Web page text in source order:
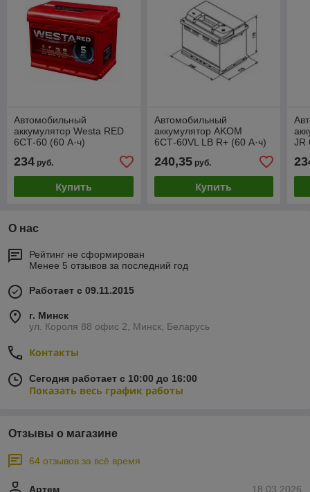
Автомобильный
аккумулятор Westa RED
6СТ-60 (60 А·ч)
234 руб.
Купить
Автомобильный
аккумулятор AKOM
6СТ-60VL LB R+ (60 А·ч)
240,35руб.
Купить
JR
О нас
Рейтинг не сформирован
Менее 5 отзывов за последний год
Работает с 09.11.2015
г. Минск
ул. Короля 88 офис 2, Минск, Беларусь
Контакты
Сегодня работает с 10:00 до 16:00
Показать весь график работы
Отзывы о магазине
64 отзывов за всё время
18.03.2026
Артем